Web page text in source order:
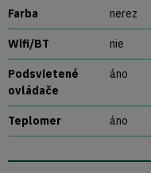
Farba nerez
Wifi/BT nie
Podsvietené
ovládače
áno
Teplomer áno